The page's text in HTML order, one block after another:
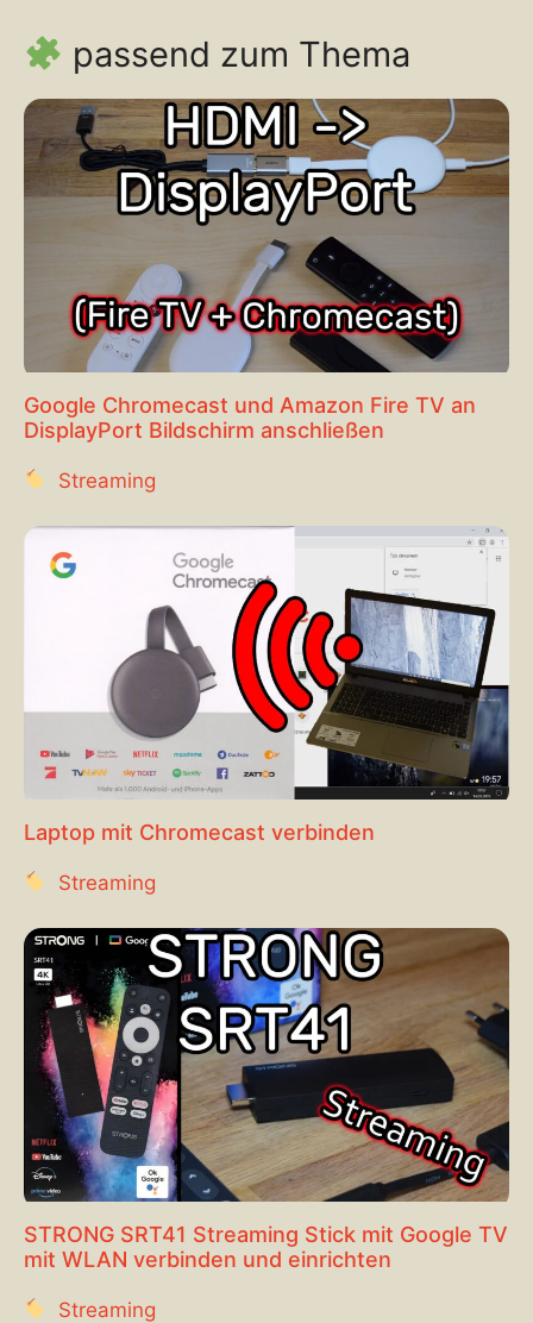
passend zum Thema
Google Chromecast und Amazon Fire TV an
DisplayPort Bildschirm anschließen
Streaming
Laptop mit Chromecast verbinden
Streaming
STRONG SRT41 Streaming Stick mit Google TV
mit WLAN verbinden und einrichten
Streaming